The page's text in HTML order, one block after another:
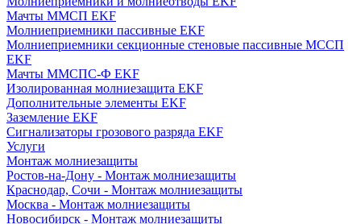
Мачты ММСП EKF
Молниеприемники пассивные EKF
Молниеприемники секционные стеновые пассивные МССП
EKF
Мачты ММСПС-Ф EKF
Изолированная молниезащита EKF
Дополнительные элементы EKF
Заземление EKF
Сигнализаторы грозового разряда EKF
Услуги
Монтаж молниезащиты
Ростов-на-Дону - Монтаж молниезащиты
Краснодар, Сочи - Монтаж молниезащиты
Москва - Монтаж молниезащиты
Новосибирск - Монтаж молниезащиты